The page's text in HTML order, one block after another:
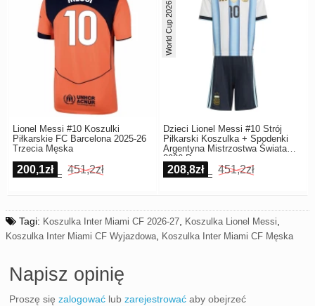
Lionel Messi #10 Koszulki
Piłkarskie FC Barcelona 2025-26
Trzecia Męska
200,1zł 451,2zł
Dzieci Lionel Messi #10 Strój
Piłkarski Koszulka + Spodenki
Argentyna Mistrzostwa Świata
2026 Domowa
World Cup 2026
208,8zł 451,2zł
Tagi: Koszulka Inter Miami CF 2026-27, Koszulka Lionel Messi,
Koszulka Inter Miami CF Wyjazdowa, Koszulka Inter Miami CF Męska
Napisz opinię
Proszę się zalogować lub zarejestrować aby obejrzeć